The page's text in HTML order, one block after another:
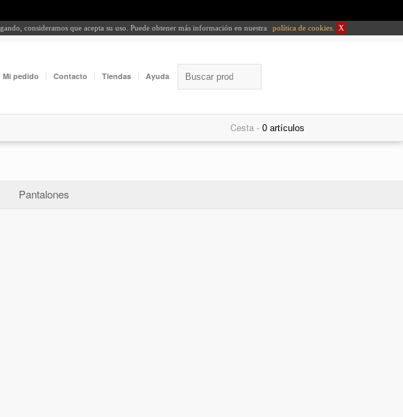
consideramos que acepta su uso. Puede obtener más información en nuestra política de cookies X
Mi pedido Contacto Tiendas Ayuda
Cesta -
Pantalones